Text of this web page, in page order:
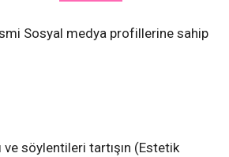
Sosyal medya profillerine sahip
ve söylentileri tartışın (Estetik